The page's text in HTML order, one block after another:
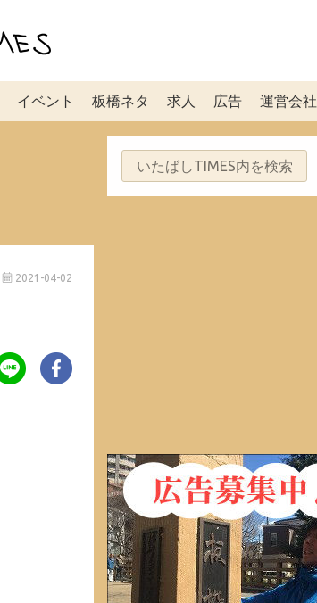
イベント 板橋ネタ 求人 広告 運営会社
2021-04-02